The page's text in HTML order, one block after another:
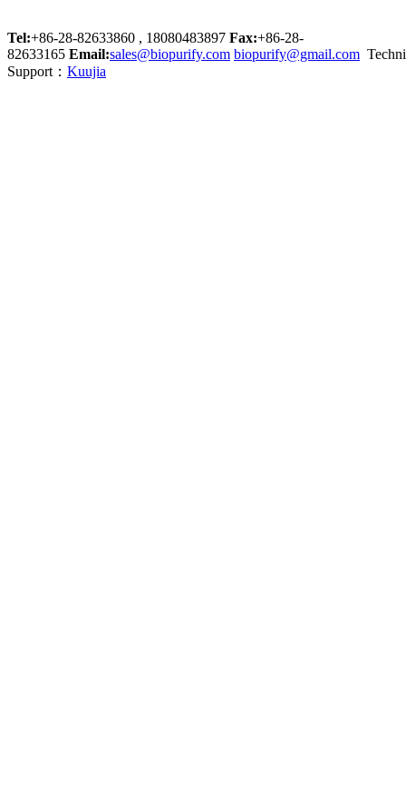
Tel:+86-28-82633860 , 18080483897 Fax:+86-28-
82633165 Email:sales@biopurify.com biopurify@gmail.com
Support： Kuujia